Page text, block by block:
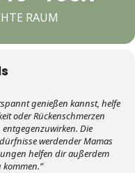
RAUM
genießen kannst, helfe
oder Rückenschmerzen
Die
werdender Mamas
helfen dir außerdem